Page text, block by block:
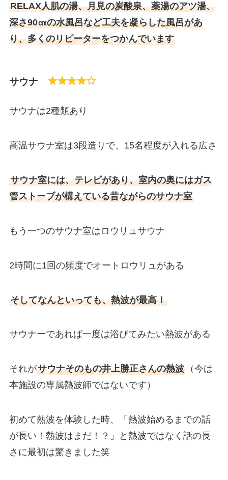
RELAX人肌の湯、月見の炭酸泉、薬湯のアツ湯、
深さ90㎝の水風呂など工夫を凝らした風呂があ
り、多くのリピーターをつかんでいます
サウナ
サウナは2種類あり
高温サウナ室は3段造りで、15名程度が入れる広さ
サウナ室には、テレビがあり、室内の奥にはガス
管ストーブが構えている昔ながらのサウナ室
もう一つのサウナ室はロウリュサウナ
2時間に1回の頻度でオートロウリュがある
そしてなんといっても、熱波が最高！
サウナーであれば一度は浴びてみたい熱波がある
それがサウナそのもの井上勝正さんの熱波（今は
本施設の専属熱波師ではないです）
初めて熱波を体験した時、「熱波始めるまでの話
が長い！熱波はまだ！？」と熱波ではなく話の長
さに最初は驚きました笑